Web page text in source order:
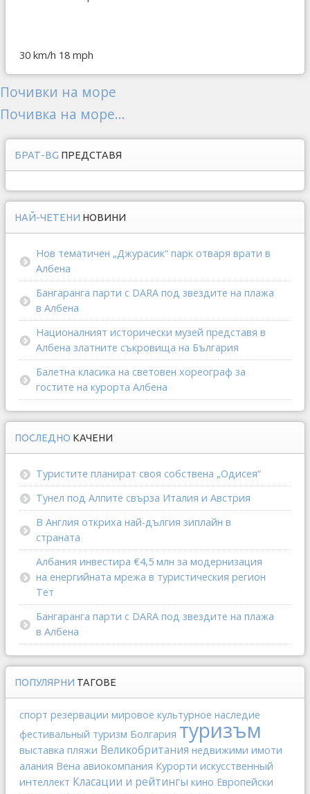
30 km/h 18 mph
Почивки на море
Почивка на море...
БРАТ-BG ПРЕДСТАВЯ
НАЙ-ЧЕТЕНИ НОВИНИ
Нов тематичен „Джурасик“ парк отваря врати в
Албена
Бангаранга парти с DARA под звездите на плажа
в Албена
Националният исторически музей представя в
Албена златните съкровища на България
Балетна класика на световен хореограф за
гостите на курорта Албена
ПОСЛЕДНО КАЧЕНИ
Туристите планират своя собствена „Одисея“
Тунел под Алпите свърза Италия и Австрия
В Англия откриха най-дългия зиплайн в
страната
Албания инвестира €4,5 млн за модернизация
на енергийната мрежа в туристическия регион
Тет
Бангаранга парти с DARA под звездите на плажа
в Албена
ПОПУЛЯРНИ ТАГОВЕ
спорт резервации мировое культурное наследие
фестивальный туризм Болгария туризъм
выставка пляжи Великобритания недвижими имоти
алания Вена авиокомпания Курорти искусственный
интеллект Класации и рейтингы кино Европейски